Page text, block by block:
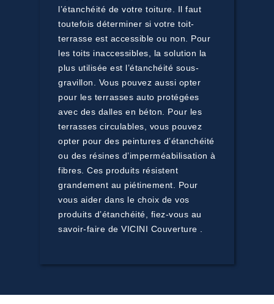
l’étanchéité de votre toiture. Il faut
toutefois déterminer si votre toit-
terrasse est accessible ou non. Pour
les toits inaccessibles, la solution la
plus utilisée est l’étanchéité sous-
gravillon. Vous pouvez aussi opter
pour les terrasses auto protégées
avec des dalles en béton. Pour les
terrasses circulables, vous pouvez
opter pour des peintures d’étanchéité
ou des résines d’imperméabilisation à
fibres. Ces produits résistent
grandement au piétinement. Pour
vous aider dans le choix de vos
produits d’étanchéité, fiez-vous au
savoir-faire de VICINI Couverture .